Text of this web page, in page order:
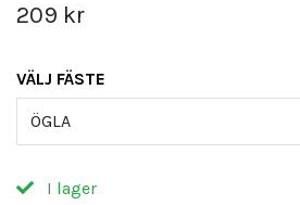
209 kr
VÄLJ FÄSTE
ÖGLA
I lager